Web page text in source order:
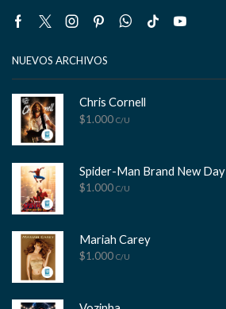
Facebook
TwitterInstagram
PinterestWhatsapp
Tik- Youtube
NUEVOS ARCHIVOS
Chris Cornell
$1.000 C/U
Spider-Man Brand New Day
$1.000 C/U
Mariah Carey
$1.000 C/U